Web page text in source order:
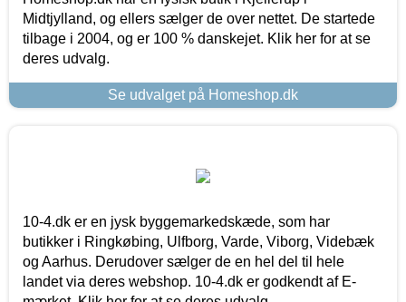
Midtjylland, og ellers sælger de over nettet. De startede
tilbage i 2004, og er 100 % danskejet. Klik her for at se
deres udvalg.
Se udvalget på Homeshop.dk
10-4.dk er en jysk byggemarkedskæde, som har
butikker i Ringkøbing, Ulfborg, Varde, Viborg, Videbæk
og Aarhus. Derudover sælger de en hel del til hele
landet via deres webshop. 10-4.dk er godkendt af E-